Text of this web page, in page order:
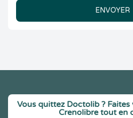
ENVOYER
Vous quittez Doctolib ?
Crenolibre tout en